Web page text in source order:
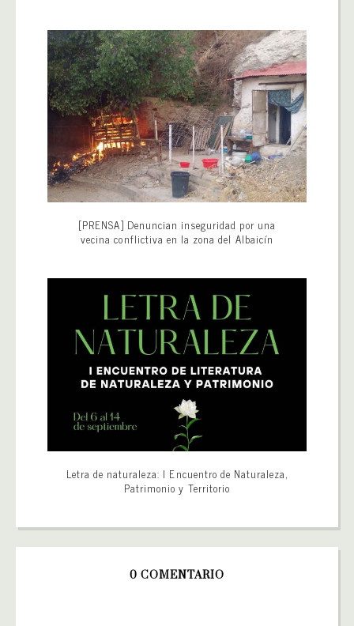
[PRENSA] Denuncian inseguridad por una
vecina conflictiva en la zona del Albaicín
Letra de naturaleza: I Encuentro de Naturaleza,
Patrimonio y Territorio
0 COMENTARIO